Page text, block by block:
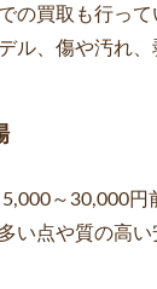
の買取も行っ
ル、傷や汚れ
～30,000円
い点や質の高